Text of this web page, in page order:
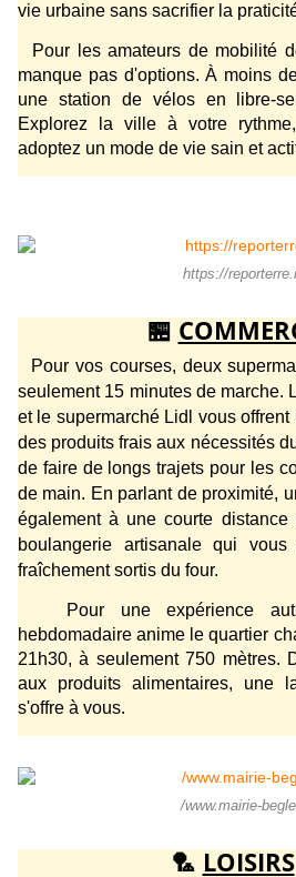
vie urbaine sans sacrifier la
Pour les amateurs de mobilité
manque pas d'options. À moins
une station de vélos en libre-
Explorez la ville à votre
adoptez un mode de vie sain et
https://
🏪
Pour vos courses, deux
seulement 15 minutes de marche.
et le supermarché Lidl vous
des produits frais aux nécessités
de faire de longs trajets pour les
de main. En parlant de proximité,
également à une courte
boulangerie artisanale qui
fraîchement sortis du four.
Pour une expérience
hebdomadaire anime le quartier
21h30, à seulement 750 mètres.
aux produits alimentaires, une
s'offre à vous.
/www.mairie-
🏸 LOISIRS